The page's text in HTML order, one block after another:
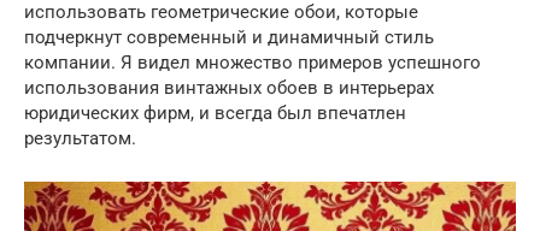
использовать геометрические обои, которые
подчеркнут современный и динамичный стиль
компании. Я видел множество примеров успешного
использования винтажных обоев в интерьерах
юридических фирм, и всегда был впечатлен
результатом.